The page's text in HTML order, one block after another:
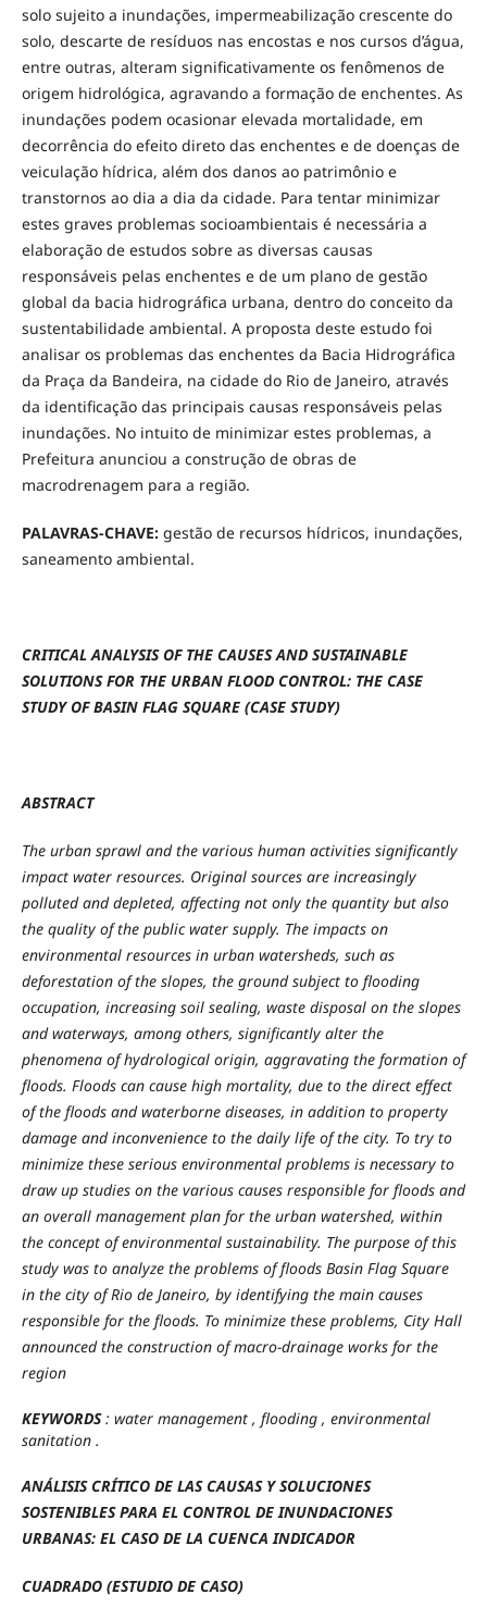
solo sujeito a inundações, impermeabilização crescente do
solo, descarte de resíduos nas encostas e nos cursos d’água,
entre outras, alteram significativamente os fenômenos de
origem hidrológica, agravando a formação de enchentes. As
inundações podem ocasionar elevada mortalidade, em
decorrência do efeito direto das enchentes e de doenças de
veiculação hídrica, além dos danos ao patrimônio e
transtornos ao dia a dia da cidade. Para tentar minimizar
estes graves problemas socioambientais é necessária a
elaboração de estudos sobre as diversas causas
responsáveis pelas enchentes e de um plano de gestão
global da bacia hidrográfica urbana, dentro do conceito da
sustentabilidade ambiental. A proposta deste estudo foi
analisar os problemas das enchentes da Bacia Hidrográfica
da Praça da Bandeira, na cidade do Rio de Janeiro, através
da identificação das principais causas responsáveis pelas
inundações. No intuito de minimizar estes problemas, a
Prefeitura anunciou a construção de obras de
macrodrenagem para a região.
PALAVRAS-CHAVE:gestão de recursos hídricos, inundações,
saneamento ambiental.
CRITICAL ANALYSIS OF THE CAUSES AND SUSTAINABLE
SOLUTIONS FOR THE URBAN FLOOD CONTROL: THE CASE
STUDY OF BASIN FLAG SQUARE (CASE STUDY)
ABSTRACT
The urban sprawl and the various human activities significantly
impact water resources. Original sources are increasingly
polluted and depleted, affecting not only the quantity but also
the quality of the public water supply. The impacts on
environmental resources in urban watersheds, such as
deforestation of the slopes, the ground subject to flooding
occupation, increasing soil sealing, waste disposal on the slopes
and waterways, among others, significantly alter the
phenomena of hydrological origin, aggravating the formation of
floods. Floods can cause high mortality, due to the direct effect
of the floods and waterborne diseases, in addition to property
damage and inconvenience to the daily life of the city. To try to
minimize these serious environmental problems is necessary to
draw up studies on the various causes responsible for floods and
an overall management plan for the urban watershed, within
the concept of environmental sustainability. The purpose of this
study was to analyze the problems of floods Basin Flag Square
in the city of Rio de Janeiro, by identifying the main causes
responsible for the floods. To minimize these problems, City Hall
announced the construction of macro-drainage works for the
region
KEYWORDS: water management , flooding , environmental
sanitation .
ANÁLISIS CRÍTICO DE LAS CAUSAS Y SOLUCIONES
SOSTENIBLES PARA EL CONTROL DE INUNDACIONES
URBANAS: EL CASO DE LA CUENCA INDICADOR
CUADRADO (ESTUDIO DE CASO)